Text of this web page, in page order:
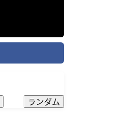
ランダム